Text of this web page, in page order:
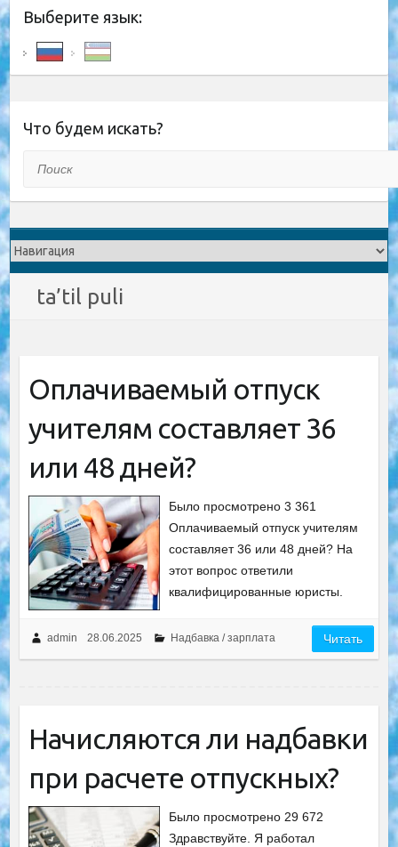
Выберите язык:
Что будем искать?
ta’til puli
Оплачиваемый отпуск
учителям составляет 36
или 48 дней?
Было просмотрено 3 361
Оплачиваемый отпуск учителям
составляет 36 или 48 дней? На
этот вопрос ответили
квалифицированные юристы.
admin 28.06.2025 Надбавка / зарплата Читать
Начисляются ли надбавки
при расчете отпускных?
Было просмотрено 29 672
Здравствуйте. Я работал